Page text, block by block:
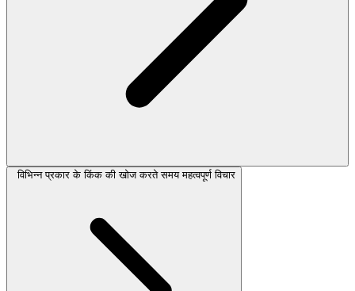
विभिन्न प्रकार के किंक की खोज करते समय महत्वपूर्ण विचार